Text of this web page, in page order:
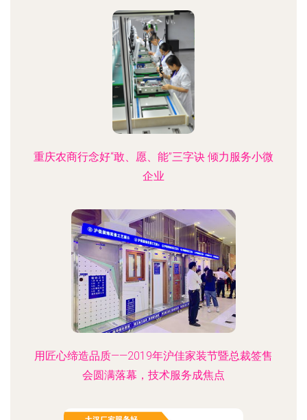
重庆农商行念好“敢、愿、能”三字诀 倾力服务小微
企业
用匠心缔造品质——2019年沪佳家装节暨总裁签售
会圆满落幕，技术服务成焦点